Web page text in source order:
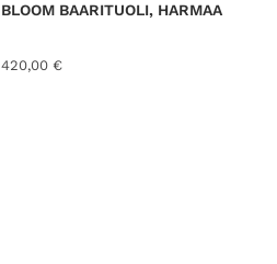
BLOOM BAARITUOLI, HARMAA
420,00 €